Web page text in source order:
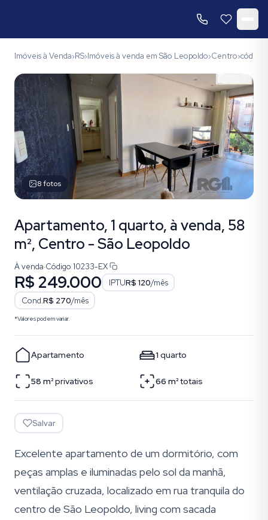
Imóveis à Venda›RS›Imóveis à venda em São Leopoldo›Centro›código
8fotos
Apartamento, 1 quarto, à venda, 58
m², Centro - São Leopoldo
À venda·Código 10233-EX
R$ 249.000 IPTUR$ 120/mês
Cond.R$ 270/mês
*Valores podem variar.
Apartamento 1 quarto
58 m²privativos 66 m²totais
Salvar
Excelente apartamento de um dormitório, com
peças amplas e iluminadas pelo sol da manhã,
ventilação cruzada, localizado em rua tranquila do
centro de São Leopoldo, living com sacada